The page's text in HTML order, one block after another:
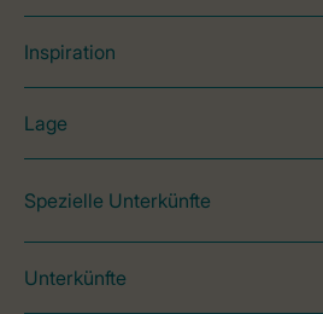
Inspiration
Lage
Spezielle Unterkünfte
Unterkünfte